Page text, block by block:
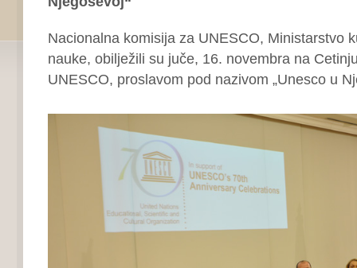
Nacionalna komisija za UNESCO, Ministarstvo
nauke, obilježili su juče, 16. novembra na
UNESCO, proslavom pod nazivom „Unesco u